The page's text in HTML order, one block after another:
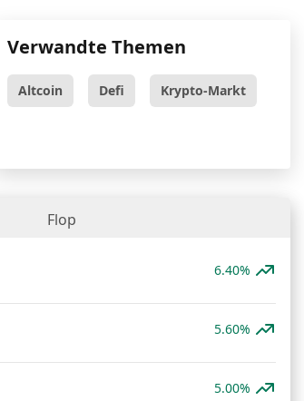
Verwandte Themen
Altcoin Defi Krypto-Markt
Flop
6.40%
5.60%
5.00%